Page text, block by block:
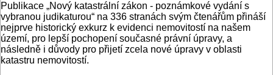
Publikace „Nový katastrální zákon - poznámkové vydání s
vybranou judikaturou“ na 336 stranách svým čtenářům přináší
nejprve historický exkurz k evi­denci nemovitostí na našem
území, pro lepší pochopení současné právní úpravy, a
následně i důvody pro přijetí zcela no­vé úpravy v oblasti
katastru nemovitostí.